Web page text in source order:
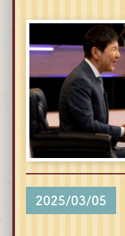
ご意見・ご感想
2025/03/05